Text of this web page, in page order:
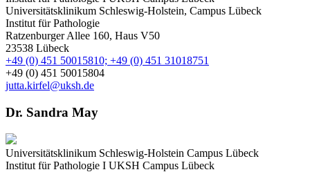
Universitätsklinikum Schleswig-Holstein, Campus Lübeck
Institut für Pathologie
Ratzenburger Allee 160, Haus V50
23538 Lübeck
+49 (0) 451 50015810; +49 (0) 451 31018751
+49 (0) 451 50015804
jutta.kirfel@uksh.de
Dr. Sandra May
Universitätsklinikum Schleswig-Holstein Campus Lübeck
Institut für Pathologie I UKSH Campus Lübeck